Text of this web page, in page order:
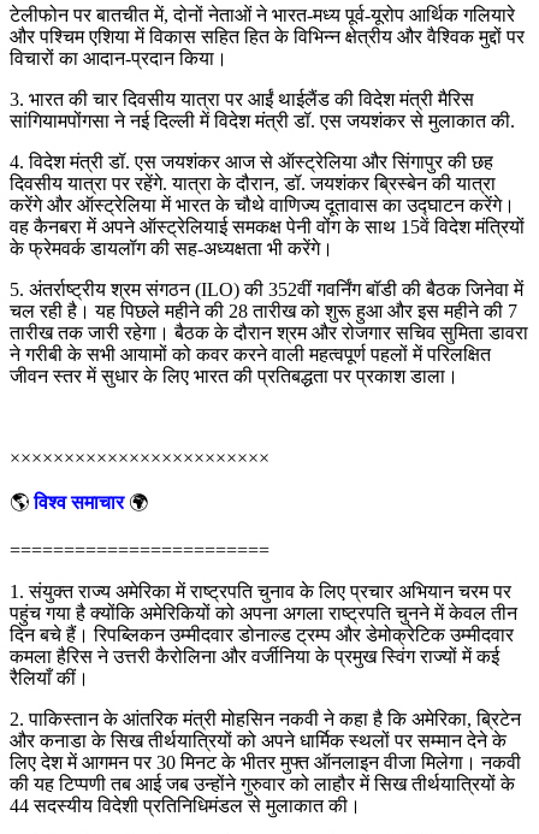
टेलीफोन पर बातचीत में, दोनों नेताओं ने भारत-मध्य पूर्व-यूरोप आर्थिक गलियारे
और पश्चिम एशिया में विकास सहित हित के विभिन्न क्षेत्रीय और वैश्विक मुद्दों पर
विचारों का आदान-प्रदान किया।
3. भारत की चार दिवसीय यात्रा पर आईं थाईलैंड की विदेश मंत्री मैरिस
सांगियामपोंगसा ने नई दिल्ली में विदेश मंत्री डॉ. एस जयशंकर से मुलाकात की.
4. विदेश मंत्री डॉ. एस जयशंकर आज से ऑस्ट्रेलिया और सिंगापुर की छह
दिवसीय यात्रा पर रहेंगे. यात्रा के दौरान, डॉ. जयशंकर ब्रिस्बेन की यात्रा
करेंगे और ऑस्ट्रेलिया में भारत के चौथे वाणिज्य दूतावास का उद्घाटन करेंगे।
वह कैनबरा में अपने ऑस्ट्रेलियाई समकक्ष पेनी वोंग के साथ 15वें विदेश मंत्रियों
के फ्रेमवर्क डायलॉग की सह-अध्यक्षता भी करेंगे।
5. अंतर्राष्ट्रीय श्रम संगठन (ILO) की 352वीं गवर्निंग बॉडी की बैठक जिनेवा में
चल रही है। यह पिछले महीने की 28 तारीख को शुरू हुआ और इस महीने की 7
तारीख तक जारी रहेगा। बैठक के दौरान श्रम और रोजगार सचिव सुमिता डावरा
ने गरीबी के सभी आयामों को कवर करने वाली महत्वपूर्ण पहलों में परिलक्षित
जीवन स्तर में सुधार के लिए भारत की प्रतिबद्धता पर प्रकाश डाला।
××××××××××××××××××××××××
🌎विश्व समाचार 🌍
========================
1. संयुक्त राज्य अमेरिका में राष्ट्रपति चुनाव के लिए प्रचार अभियान चरम पर
पहुंच गया है क्योंकि अमेरिकियों को अपना अगला राष्ट्रपति चुनने में केवल तीन
दिन बचे हैं। रिपब्लिकन उम्मीदवार डोनाल्ड ट्रम्प और डेमोक्रेटिक उम्मीदवार
कमला हैरिस ने उत्तरी कैरोलिना और वर्जीनिया के प्रमुख स्विंग राज्यों में कई
रैलियाँ कीं।
2. पाकिस्तान के आंतरिक मंत्री मोहसिन नकवी ने कहा है कि अमेरिका, ब्रिटेन
और कनाडा के सिख तीर्थयात्रियों को अपने धार्मिक स्थलों पर सम्मान देने के
लिए देश में आगमन पर 30 मिनट के भीतर मुफ्त ऑनलाइन वीजा मिलेगा। नकवी
की यह टिप्पणी तब आई जब उन्होंने गुरुवार को लाहौर में सिख तीर्थयात्रियों के
44 सदस्यीय विदेशी प्रतिनिधिमंडल से मुलाकात की।